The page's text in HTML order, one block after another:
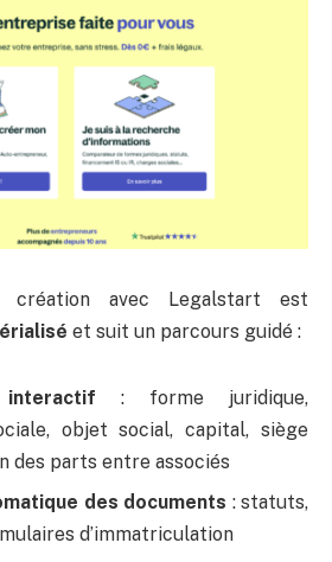
création avec Legalstart est
et suit un parcours guidé :
interactif : forme juridique,
objet social, capital, siège
des parts entre associés
des documents : statuts,
d’immatriculation